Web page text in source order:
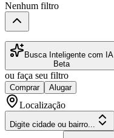
Nenhum filtro
Busca Inteligente com IA
Beta
ou faça seu filtro
Comprar Alugar
Localização
Digite cidade ou bairro...